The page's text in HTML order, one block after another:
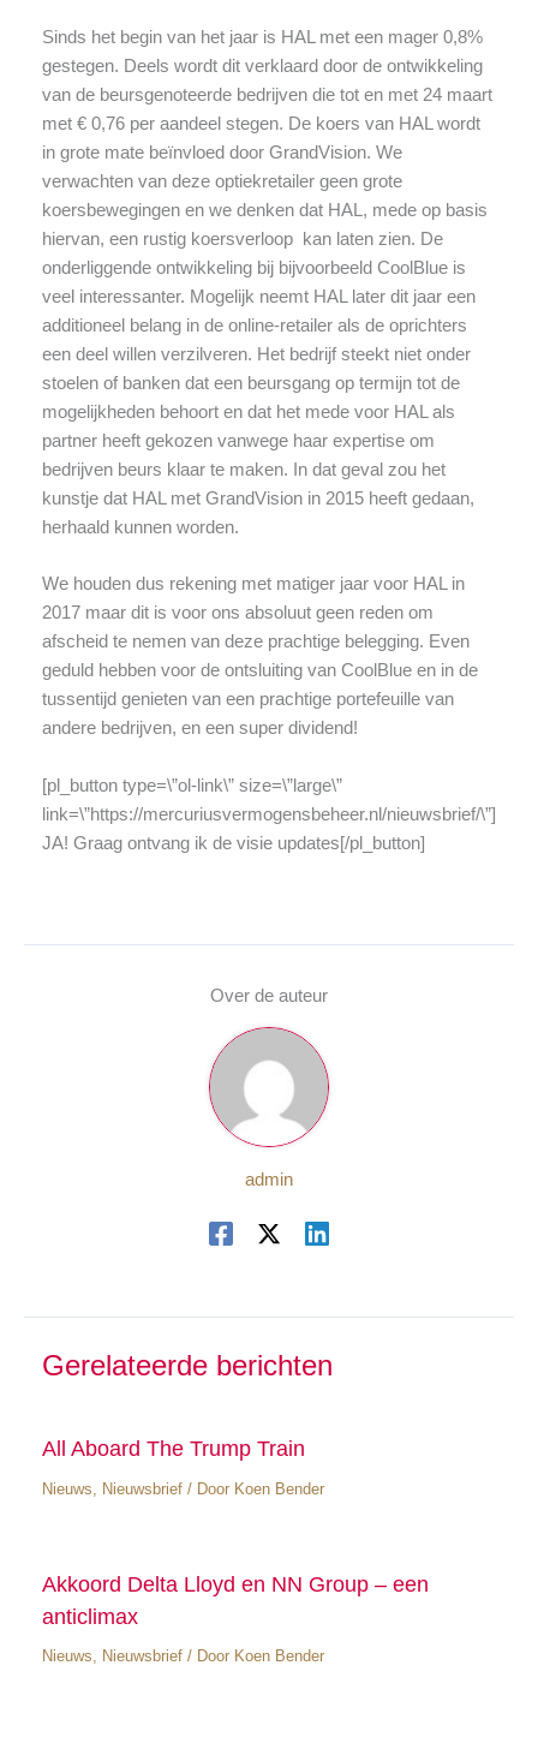
Sinds het begin van het jaar is HAL met een mager 0,8%
gestegen. Deels wordt dit verklaard door de ontwikkeling
van de beursgenoteerde bedrijven die tot en met 24 maart
met € 0,76 per aandeel stegen. De koers van HAL wordt
in grote mate beïnvloed door GrandVision. We
verwachten van deze optiekretailer geen grote
koersbewegingen en we denken dat HAL, mede op basis
hiervan, een rustig koersverloop kan laten zien. De
onderliggende ontwikkeling bij bijvoorbeeld CoolBlue is
veel interessanter. Mogelijk neemt HAL later dit jaar een
additioneel belang in de online-retailer als de oprichters
een deel willen verzilveren. Het bedrijf steekt niet onder
stoelen of banken dat een beursgang op termijn tot de
mogelijkheden behoort en dat het mede voor HAL als
partner heeft gekozen vanwege haar expertise om
bedrijven beurs klaar te maken. In dat geval zou het
kunstje dat HAL met GrandVision in 2015 heeft gedaan,
herhaald kunnen worden.
We houden dus rekening met matiger jaar voor HAL in
2017 maar dit is voor ons absoluut geen reden om
afscheid te nemen van deze prachtige belegging. Even
geduld hebben voor de ontsluiting van CoolBlue en in de
tussentijd genieten van een prachtige portefeuille van
andere bedrijven, en een super dividend!
[pl_button type=\”ol-link\” size=\”large\”
link=\”https://mercuriusvermogensbeheer.nl/nieuwsbrief/\”]
JA! Graag ontvang ik de visie updates[/pl_button]
Over de auteur
admin
Gerelateerde berichten
All Aboard The Trump Train
Nieuws, Nieuwsbrief/ Door Koen Bender
Akkoord Delta Lloyd en NN Group – een
anticlimax
Nieuws, Nieuwsbrief/ Door Koen Bender